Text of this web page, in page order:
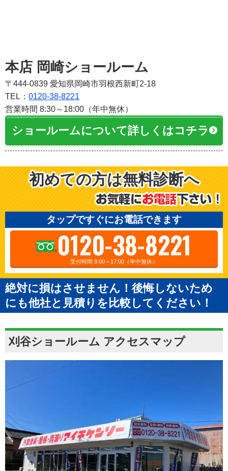
本店 岡崎ショールーム
〒444-0839 愛知県岡崎市羽根西新町2-18
TEL： 0120-38-8221
営業時間 8:30～18:00（年中無休）
ショールームについて詳しくはコチラ
初めての方は無料診断へ
タップですぐにお電話できます
0120-38-8221
受付時間 9:00～17:00（年中無休）
絶対に損はさせません！後悔しないため
にも他社と見積りを比較してください！
刈谷ショールーム アクセスマップ